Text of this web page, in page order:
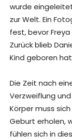
wurde
zur Welt. Ein
fest, bevor
Zurück blieb
Kind geboren
Die Zeit nach
Verzweiflung
Körper muss
Geburt erholen,
fühlen sich in